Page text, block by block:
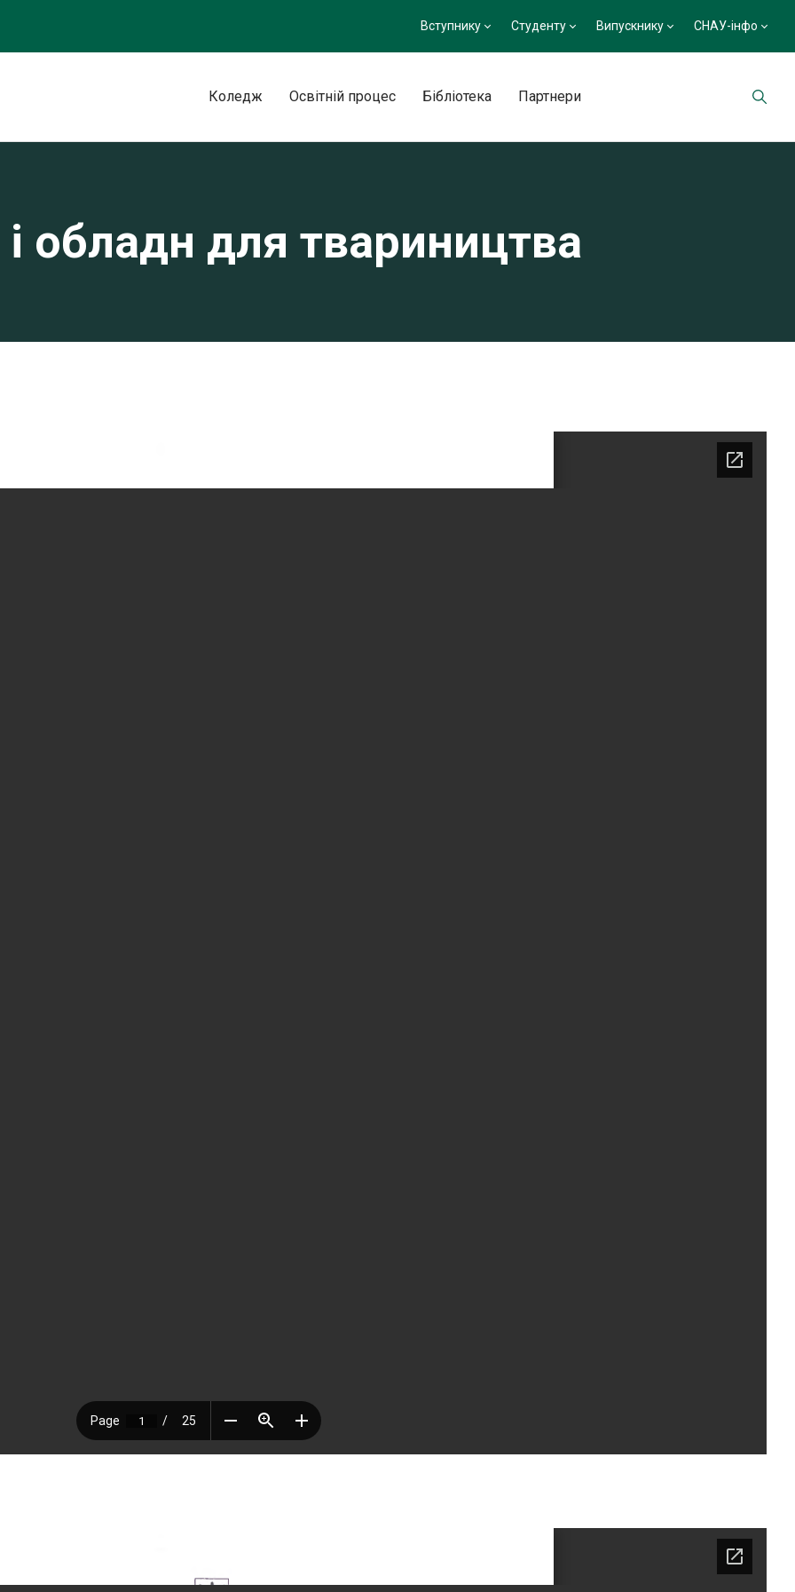
Вступнику Студенту Випускнику СНАУ-інфо
Коледж Освітній процес Бібліотека Партнери
обладн для твариництва